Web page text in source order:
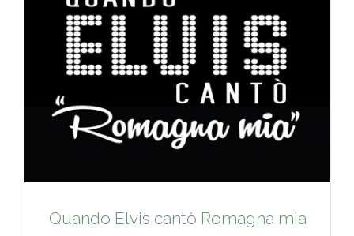
Quando Elvis cantò Romagna mia